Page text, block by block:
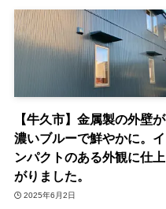
【牛久市】金属製の外壁が
濃いブルーで鮮やかに。イ
ンパクトのある外観に仕上
がりました。
2025年6月2日